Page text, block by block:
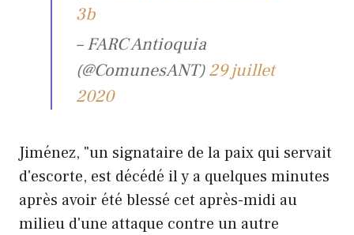
3b
– FARC Antioquia
(@ComunesANT)29 juillet
2020
Jiménez, "un signataire de la paix qui servait
d'escorte, est décédé il y a quelques minutes
après avoir été blessé cet après-midi au
milieu d'une attaque contre un autre